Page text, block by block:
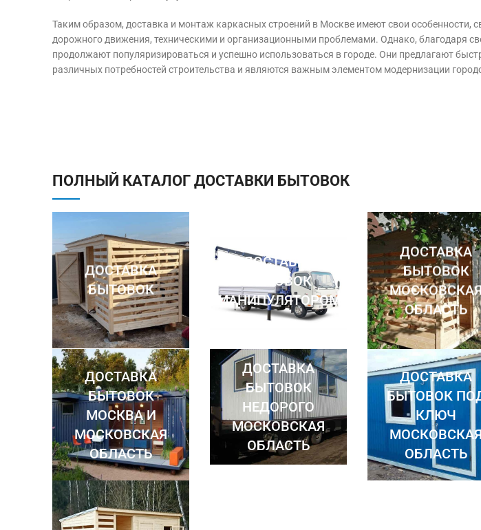
Таким образом, доставка и монтаж каркасных строений в Москве имеют свои особенности,
дорожного движения, техническими и организационными проблемами. Однако, благодаря
продолжают популяризироваться и успешно использоваться в городе. Они предлагают
различных потребностей строительства и являются важным элементом модернизации
ПОЛНЫЙ КАТАЛОГ ДОСТАВКИ БЫТОВОК
ДОСТАВКА
БЫТОВОК
ДОСТАВКА
БЫТОВОК
МАНИПУЛЯТОРОМ
ДОСТАВКА
БЫТОВОК
ОБЛАСТЬ
ДОСТАВКА
БЫТОВОК
МОСКВА И
МОСКОВСКАЯ
ОБЛАСТЬ
ДОСТАВКА
БЫТОВОК
НЕДОРОГО
МОСКОВСКАЯ
ОБЛАСТЬ
ДОСТАВКА
БЫТОВОК
КЛЮЧ
МОСКОВСКАЯ
ОБЛАСТЬ